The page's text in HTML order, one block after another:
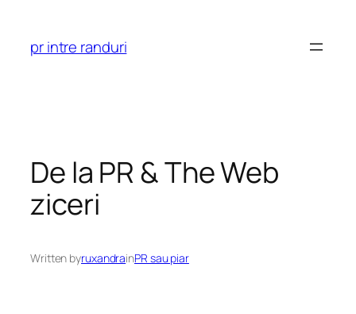
content
pr intre randuri
De la PR & The Web
ziceri
Written byruxandrainPR sau piar